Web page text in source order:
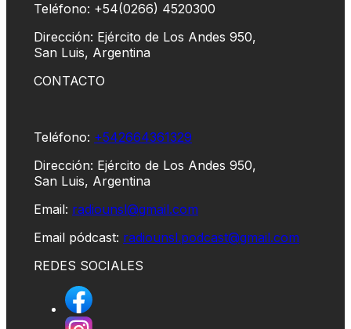
Teléfono: +54(0266) 4520300
Dirección: Ejército de Los Andes 950,
San Luis, Argentina
CONTACTO
Teléfono: +542664361329
Dirección: Ejército de Los Andes 950,
San Luis, Argentina
Email: radiounsl@gmail.com
Email pódcast: radiounsl.podcast@gmail.com
REDES SOCIALES